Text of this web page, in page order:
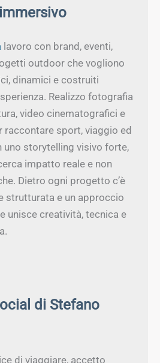
lavoro con brand, eventi,
outdoor che vogliono
dinamici e costruiti
Realizzo fotografia
video cinematografici e
raccontare sport, viaggio ed
uno storytelling visivo forte,
impatto reale e non
Dietro ogni progetto c’è
strutturata e un approccio
unisce creatività, tecnica e
di Stefano
di viaggiare, accetto